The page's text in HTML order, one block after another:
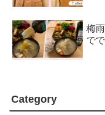
梅
で
Category